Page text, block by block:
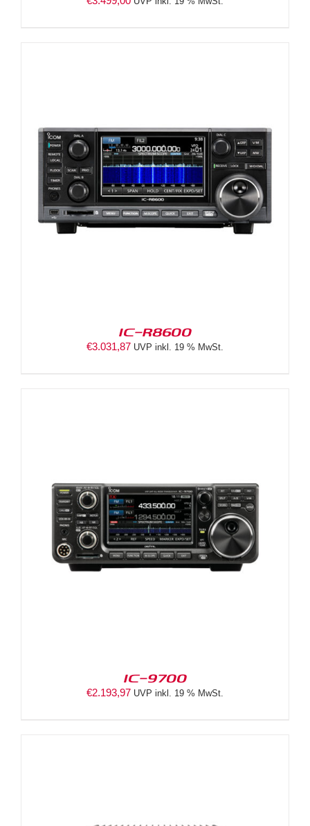
IC-R8600
€3.031,87 UVP inkl. 19 % MwSt.
IC-9700
€2.193,97 UVP inkl. 19 % MwSt.